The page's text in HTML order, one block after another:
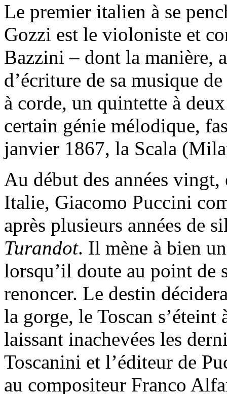
Le premier italien à se
Gozzi est le violoniste et
Bazzini – dont la manière,
d’écriture de sa musique
à corde, un quintette à
certain génie mélodique,
janvier 1867, la Scala
Au début des années
Italie, Giacomo Puccini
après plusieurs années de
Turandot. Il mène à bien
lorsqu’il doute au point de
renoncer. Le destin
la gorge, le Toscan
laissant inachevées les
Toscanini et l’éditeur de
au compositeur Franco